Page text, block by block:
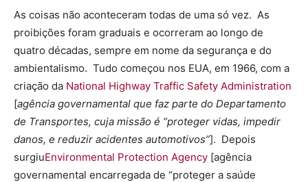
As coisas não aconteceram todas de uma só vez. As
proibições foram graduais e ocorreram ao longo de
quatro décadas, sempre em nome da segurança e do
ambientalismo. Tudo começou nos EUA, em 1966, com a
criação da National Highway Traffic Safety Administration
[agência governamental que faz parte do Departamento
de Transportes, cuja missão é “proteger vidas, impedir
danos, e reduzir acidentes automotivos”]. Depois
surgiuEnvironmental Protection Agency [agência
governamental encarregada de “proteger a saúde